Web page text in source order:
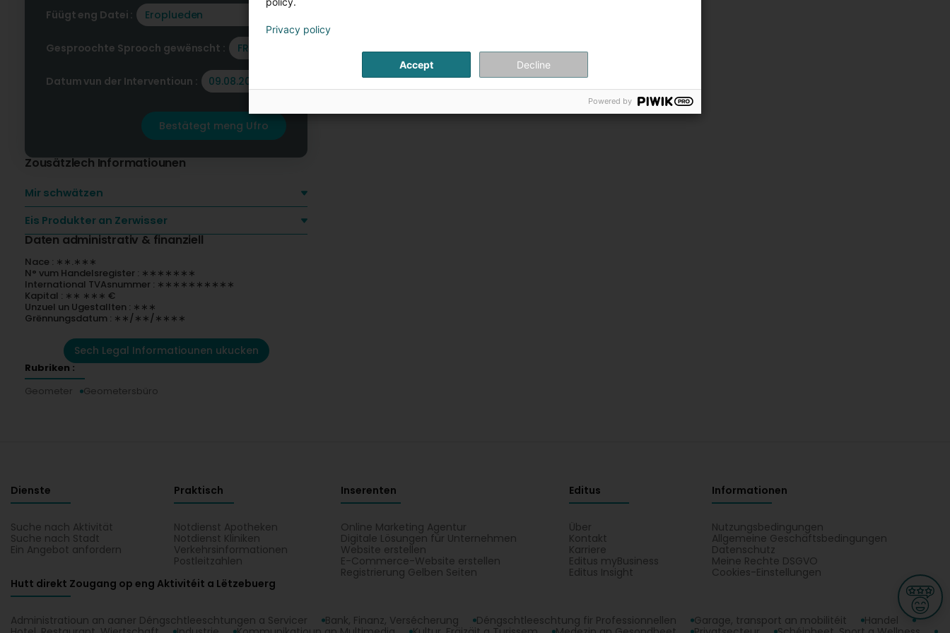
Füügt eng Datei : Eroplueden
Gesproochte Sprooch gewënscht : FR
Datum vun der Interventioun :
Bestätegt meng Ufro
Zousätzlech Informatiounen
Mir schwätzen
Eis Produkter an Zerwisser
Daten administrativ & finanziell
Nace : ∗∗.∗∗∗
N° vum Handelsregister : ∗∗∗∗∗∗∗
International TVAsnummer : ∗∗∗∗∗∗∗∗∗∗
Kapital : ∗∗ ∗∗∗ €
Unzuel un Ugestallten : ∗∗∗
Grënnungsdatum : ∗∗/∗∗/∗∗∗∗
Sech Legal Informatiounen ukucken
Rubriken :
Geometer
Geometersbüro
Dienste
Suche nach Aktivität
Suche nach Stadt
Ein Angebot anfordern
Praktisch
Notdienst Apotheken
Notdienst Kliniken
Verkehrsinformationen
Postleitzahlen
Inserenten
Online Marketing Agentur
Digitale Lösungen für Unternehmen
Website erstellen
E-Commerce-Website erstellen
Registrierung Gelben Seiten
Editus
Über
Kontakt
Karriere
Editus myBusiness
Editus Insight
Informationen
Nutzungsbedingungen
Allgemeine Geschäftsbedingungen
Datenschutz
Meine Rechte DSGVO
Cookies-Einstellungen
Hutt direkt Zougang op eng Aktivitéit a Lëtzebuerg
Administratioun an aaner Déngschtleeschtungen a Servicer Bank, Finanz, Versécherung Déngschtleeschtung fir Professionnellen Garage, transport an mobilitéit
Handel
Privacy policy
Accept Decline
Powered by